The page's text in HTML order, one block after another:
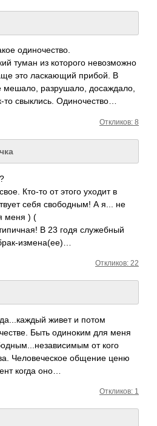
один­очес­тво.
туман из кото­рого нево­зможно
это ласк­ающий прибой. В
разр­ушало, доса­ждало,
то свык­лись. Один­очес­тво…
Откликов: 8
Кто-то от этого уходит в
себя своб­одным! А я... не
меня ) (
В 23 годя служ­ебный
и­змен­а(ее)…
Откликов: 22
живет и потом
Быть один­оким для меня
от кого
Чело­вече­ское общение ценю
когда оно…
Откликов: 1